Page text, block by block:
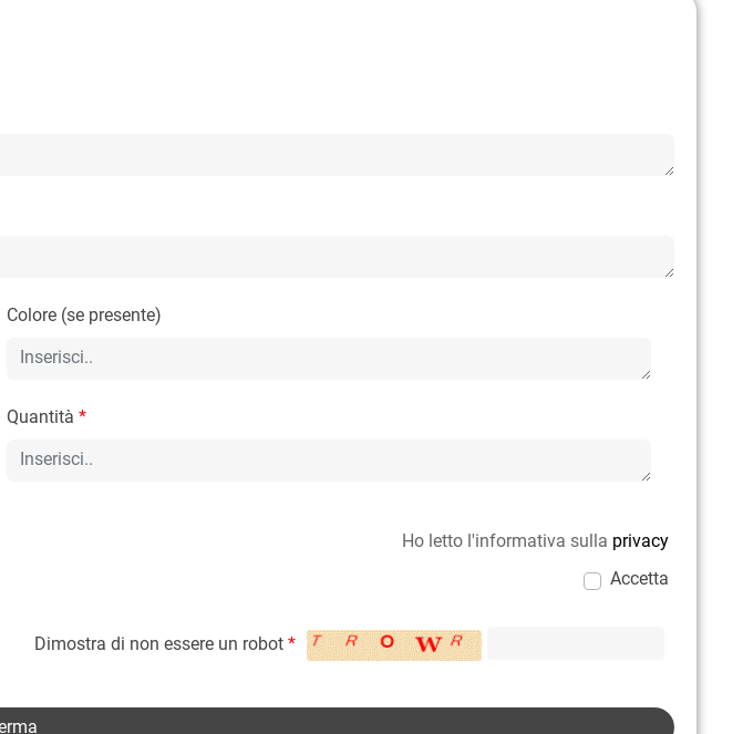
Colore (se presente)
Quantità *
Ho letto l'informativa sulla privacy
Accetta
Dimostra di non essere un robot *